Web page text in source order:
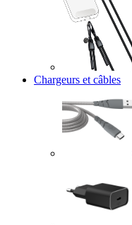
Chargeurs et câbles